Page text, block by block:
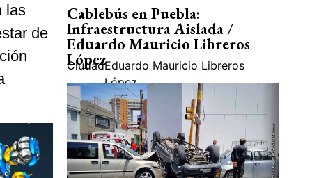
las
de
Cablebús en Puebla:
Infraestructura Aislada /
Eduardo Mauricio Libreros
López
CiudadEduardo Mauricio Libreros
López